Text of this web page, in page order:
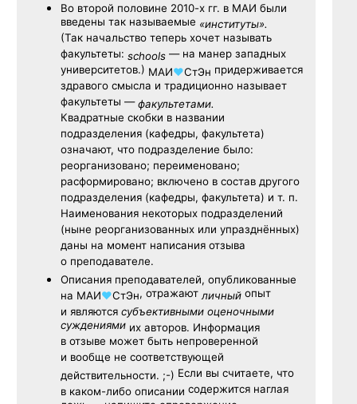
Во второй половине 2010-х гг. в МАИ были
введены так называемые «институты».
(Так начальство теперь хочет называть
факультеты: schools — на манер западных
университетов.) МАИ♥СтЭн придерживается
здравого смысла и традиционно называет
факультеты —факультетами.
Квадратные скобки в названии
подразделения (кафедры, факультета)
означают, что подразделение было:
реорганизовано; переименовано;
расформировано; включено в состав другого
подразделения (кафедры, факультета) и т. п.
Наименования некоторых подразделений
(ныне реорганизованных или упразднённых)
даны на момент написания отзыва
о преподавателе.
Описания преподавателей, опубликованные
на МАИ♥СтЭн, отражают личный опыт
и являются субъективными оценочными
суждениями их авторов. Информация
в отзыве может быть непроверенной
и вообще не соответствующей
действительности. ;-) Если вы считаете, что
в каком-либо описании содержится наглая